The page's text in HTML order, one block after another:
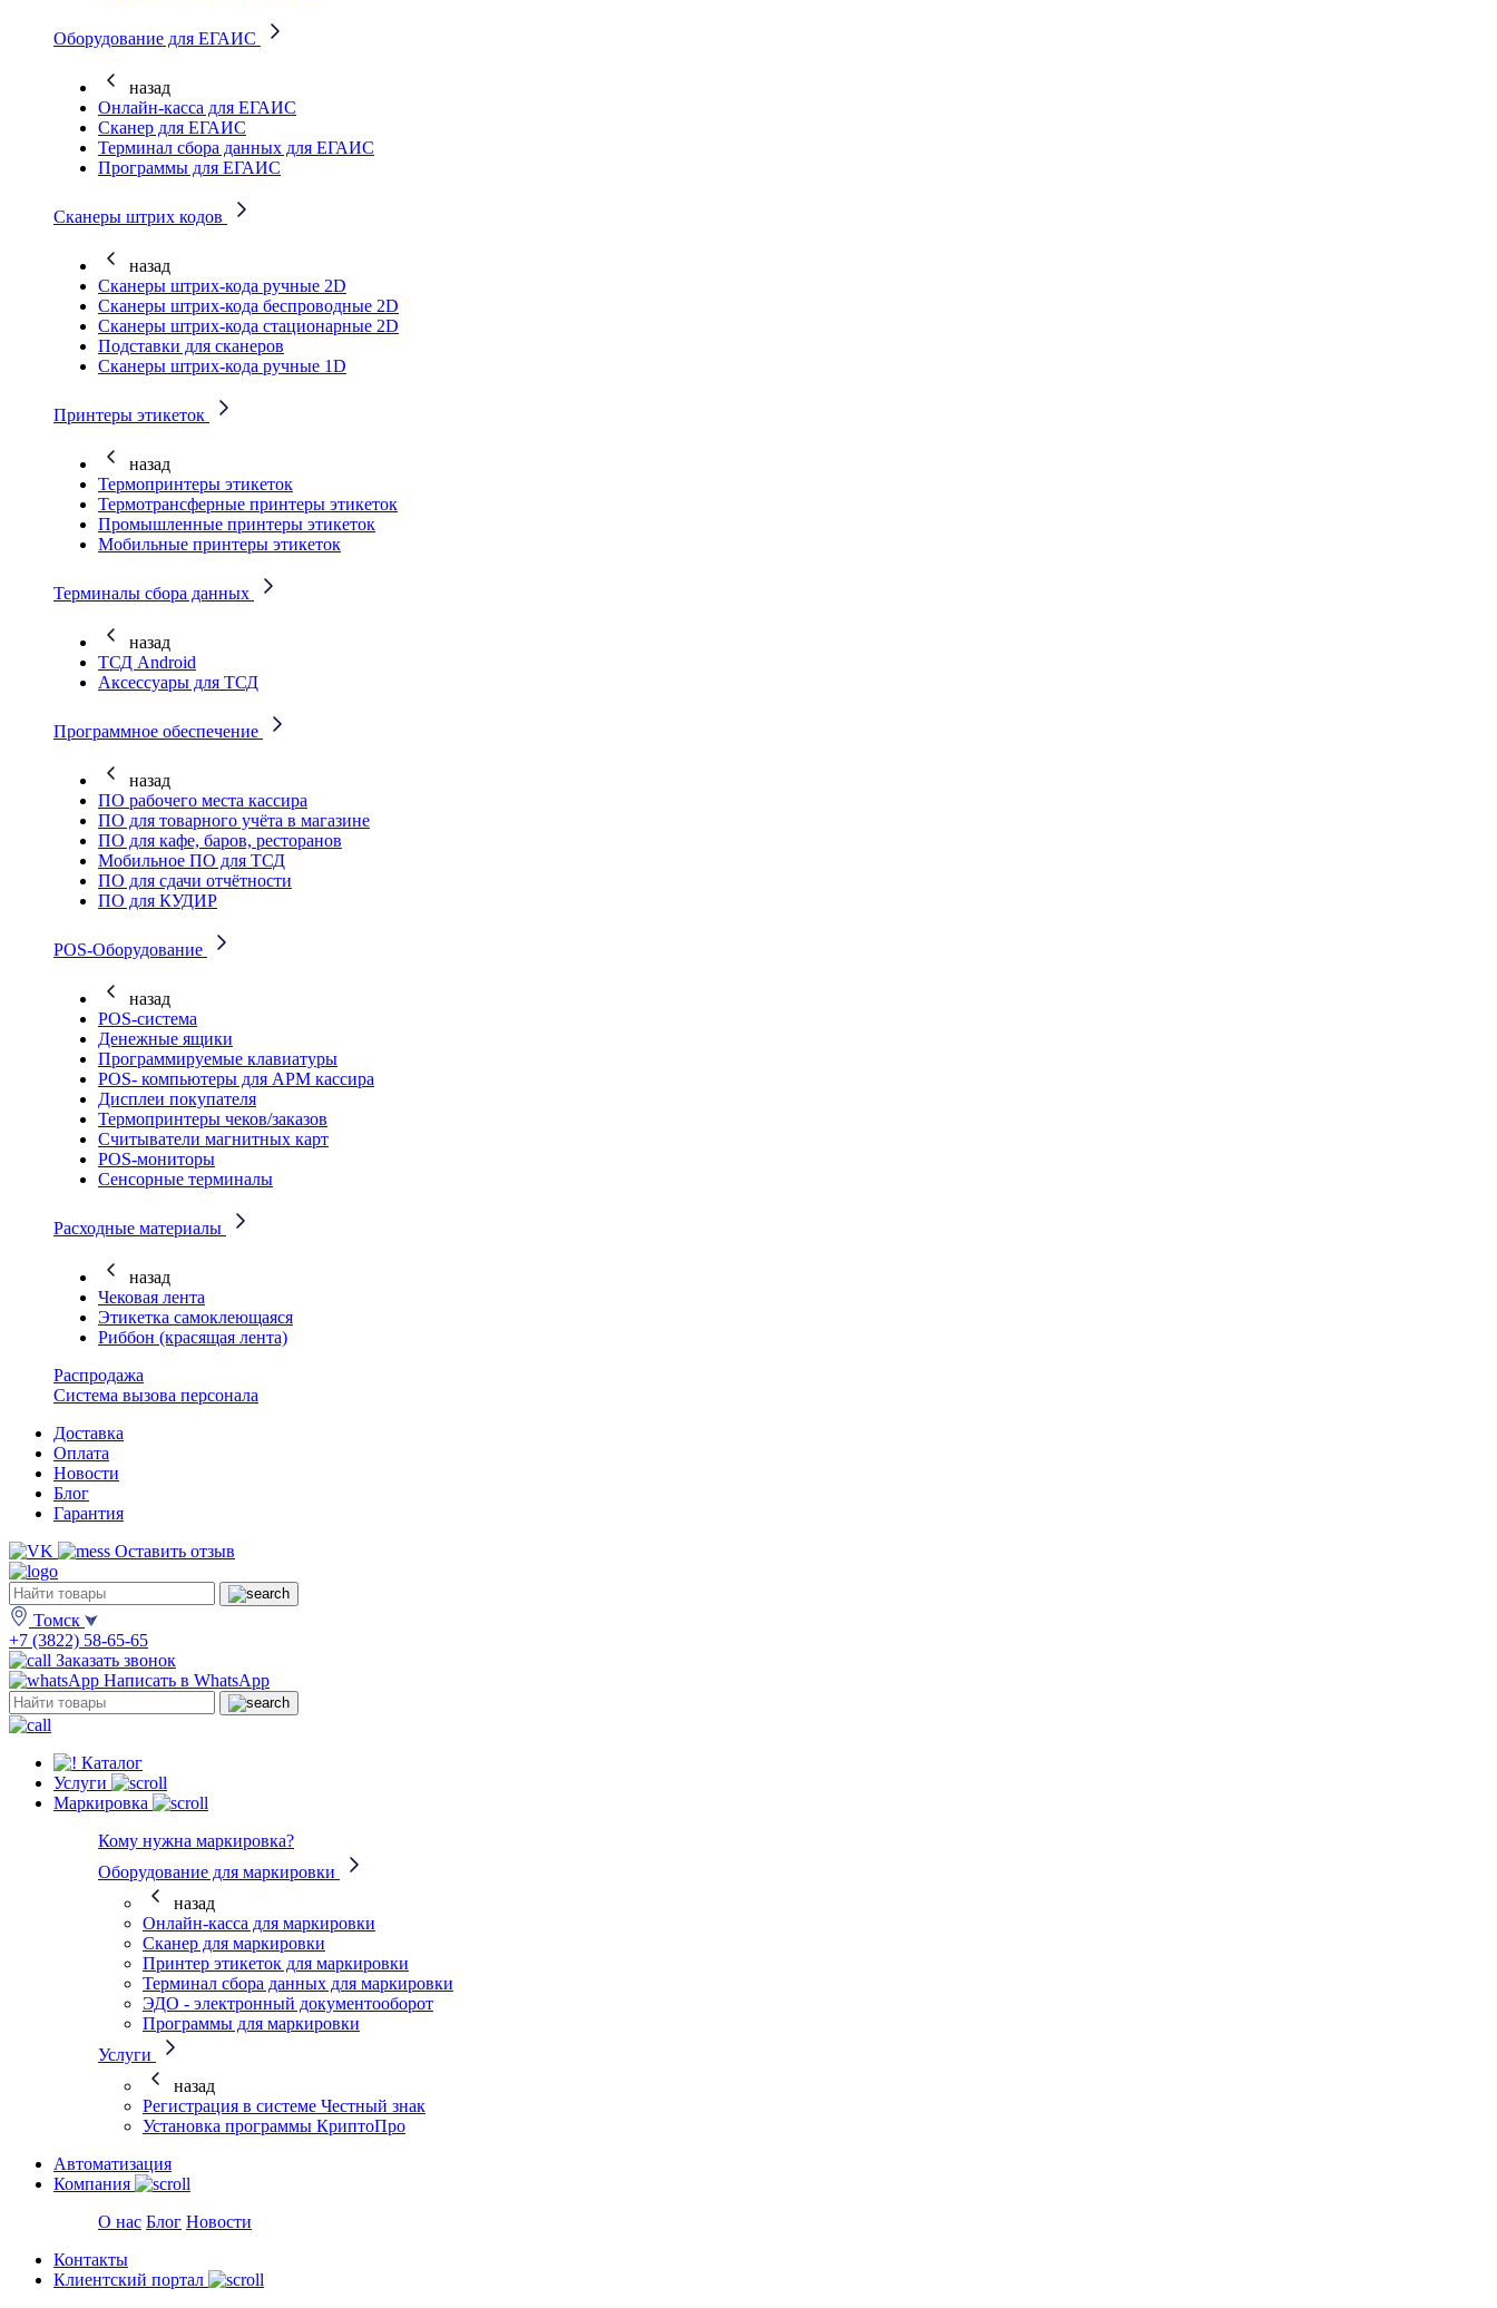
Оборудование для ЕГАИС
назад
Онлайн-касса для ЕГАИС
Сканер для ЕГАИС
Терминал сбора данных для ЕГАИС
Программы для ЕГАИС
Сканеры штрих кодов
назад
Сканеры штрих-кода ручные 2D
Сканеры штрих-кода беспроводные 2D
Cканеры штрих-кода стационарные 2D
Подставки для сканеров
Сканеры штрих-кода ручные 1D
Принтеры этикеток
назад
Термопринтеры этикеток
Термотрансферные принтеры этикеток
Промышленные принтеры этикеток
Мобильные принтеры этикеток
Терминалы сбора данных
назад
ТСД Android
Аксессуары для ТСД
Программное обеспечение
назад
ПО рабочего места кассира
ПО для товарного учёта в магазине
ПО для кафе, баров, ресторанов
Мобильное ПО для ТСД
ПО для сдачи отчётности
ПО для КУДИР
POS-Оборудование
назад
POS-система
Денежные ящики
Программируемые клавиатуры
POS- компьютеры для АРМ кассира
Дисплеи покупателя
Термопринтеры чеков/заказов
Считыватели магнитных карт
POS-мониторы
Сенсорные терминалы
Расходные материалы
назад
Чековая лента
Этикетка самоклеющаяся
Риббон (красящая лента)
Распродажа
Система вызова персонала
Доставка
Оплата
Новости
Блог
Гарантия
Оставить отзыв
Томск
+7 (3822) 58-65-65
Заказать звонок
Написать в WhatsApp
Каталог
Услуги
Маркировка
Кому нужна маркировка?
Оборудование для маркировки
назад
Онлайн-касса для маркировки
Сканер для маркировки
Принтер этикеток для маркировки
Терминал сбора данных для маркировки
ЭДО - электронный документооборот
Программы для маркировки
Услуги
назад
Регистрация в системе Честный знак
Установка программы КриптоПро
Автоматизация
Компания
О нас Блог Новости
Контакты
Клиентский портал